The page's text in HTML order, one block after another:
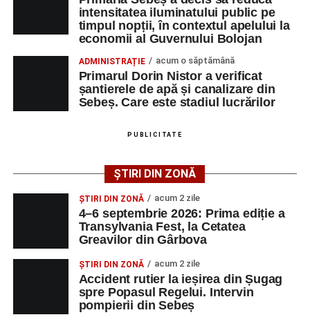
Adaugă-ne ca sursă preferată
Urmărește-ne pe Google News
Ultimele știri din Sebeș
Femeie de 66 de ani, transportată în stare gravă la
strada Dorobanți din Sebeș
Accident pe strada Dorobanți din Sebeș: fermeie
de 66 de ani rănită grav, după ce a fost lovită de o
motocicletă
4–6 septembrie 2026: Prima ediție a Transylvania
Fest, la Cetatea Greavilor din Gârbova
intensitatea iluminatului public pe
timpul nopții, în contextul apelului la
economii al Guvernului Bolojan
ADMINISTRAȚIE acum o săptămână
Primarul Dorin Nistor a verificat
șantierele de apă și canalizare din
Sebeș. Care este stadiul lucrărilor
PUBLICITATE
ȘTIRI DIN ZONĂ
ȘTIRI DIN ZONĂ acum 2 zile
4–6 septembrie 2026: Prima ediție a
Transylvania Fest, la Cetatea
Greavilor din Gârbova
ȘTIRI DIN ZONĂ acum 2 zile
Accident rutier la ieșirea din Șugag
spre Popasul Regelui. Intervin
pompierii din Sebeș